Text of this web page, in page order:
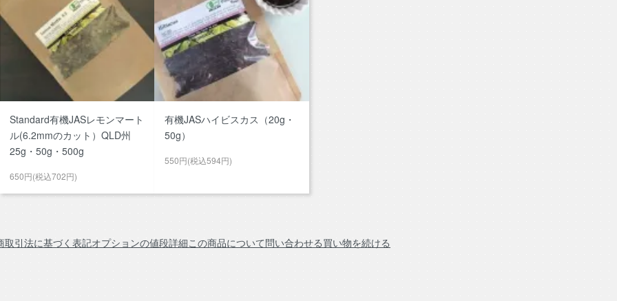
Standard有機JASレモンマート
ル(6.2mmのカット）QLD州
25g・50g・500g
650円(税込702円)
有機JASハイビスカス（20g・
50g）
550円(税込594円)
取引法に基づく表記オプションの値段詳細この商品について問い合わせる買い物を続ける